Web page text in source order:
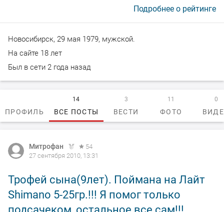
Подробнее о рейтинге
Новосибирск, 29 мая 1979, мужской.
На сайте 18 лет
Был в сети 2 года назад
ПРОФИЛЬ ВСЕ ПОСТЫ
14
ВЕСТИ
3
ФОТО
11 0
Митрофан
54
27 сентября 2010, 13:31
Трофей сына(9лет). Поймана на Лайт
Shimano 5-25гр.!!! Я помог только